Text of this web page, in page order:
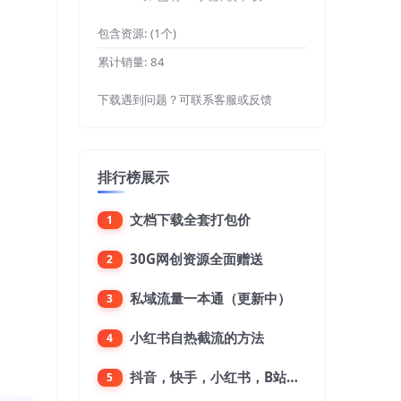
包含资源: (1个)
累计销量: 84
下载遇到问题？可联系客服或反馈
排行榜展示
1 文档下载全套打包价
2 30G网创资源全面赠送
3 私域流量一本通（更新中）
4 小红书自热截流的方法
5 抖音，快手，小红书，B站，微博，微信公众号，微信视频号。每一个平台，都是不一样的机会，对应不一样的赚钱思路